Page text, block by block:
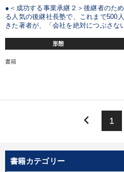
書籍カテゴリー
●＜成功する事業承継２＞後継者の
る人気の後継社長塾で、これまで500
きた著者が、「会社を絶対につぶさな
形態
書籍
keyboard_arrow_left 1